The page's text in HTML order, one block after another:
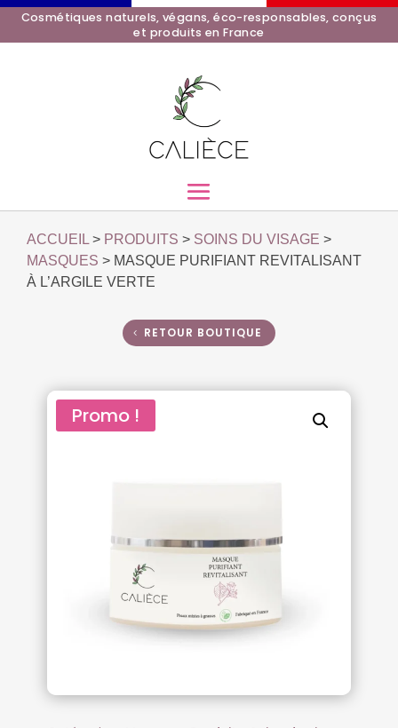
Cosmétiques naturels, végans, éco-responsables, conçus
et produits en France
ACCUEIL > PRODUITS > SOINS DU VISAGE >
MASQUES > MASQUE PURIFIANT REVITALISANT
À L’ARGILE VERTE
RETOUR BOUTIQUE
Promo !